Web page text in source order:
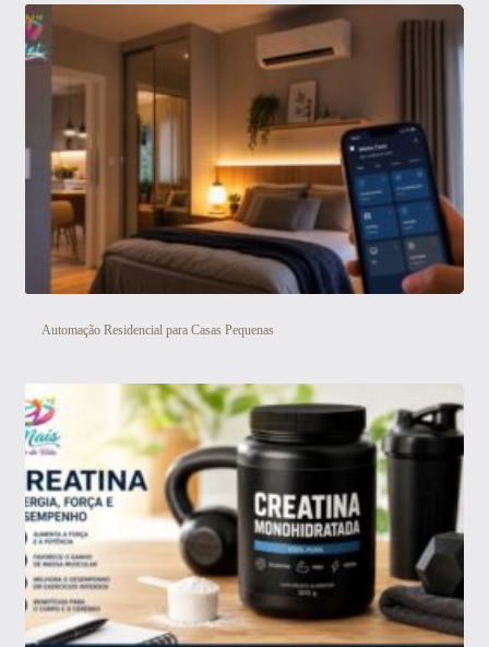
Aproveite! ✨
Veja aqui
Automação Residencial para Casas Pequenas